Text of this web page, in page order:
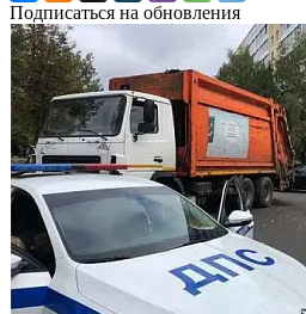
Подписаться на обновления